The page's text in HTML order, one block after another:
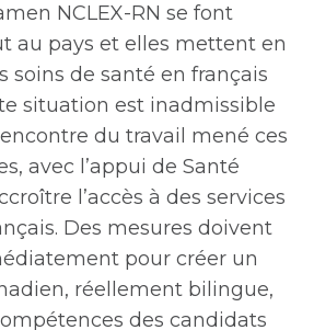
NCLEX-RN se font
au pays et elles mettent en
soins de santé en français
situation est inadmissible
du travail mené ces
avec l’appui de Santé
l’accès à des services
Des mesures doivent
pour créer un
réellement bilingue,
des candidats